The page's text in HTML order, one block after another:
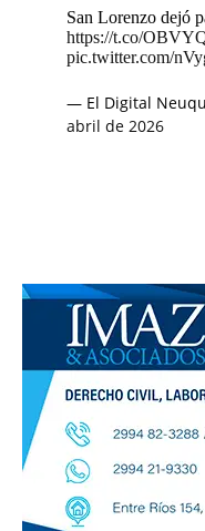
San Lorenzo dejó
https://t.co/
pic.twitter.com/
— El Digital
abril de 2026